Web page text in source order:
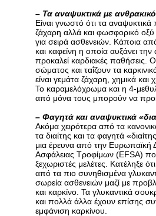
– Τα αναψυκτικά με ανθρακικό
Είναι γνωστό ότι τα
ζάχαρη αλλά και φωσφορικό οξύ
για σειρά ασθενειών. Κάποια
και καφείνη η οποία αυξάνει την
προκαλεί καρδιακές παθήσεις.
σώματος και ταΐζουν τα
είναι γεμάτα ζάχαρη, χημικά και
Το καραμελόχρωμα και η 4-
από μόνα τους μπορούν να
– Φαγητά και αναψυκτικά
Ακόμα χειρότερα από τα
τα διαίτης και τα φαγητά
μια έρευνα από την Ευρωπαϊκή
Ασφάλειας Τροφίμων (EFSA)
ξεχωριστές μελέτες. Κατέληξε
από τα πιο συνηθισμένα
σωρεία ασθενειών μαζί με
και καρκίνο. Τα γλυκαντικά
και πολλά άλλα έχουν επίσης
εμφάνιση καρκίνου.